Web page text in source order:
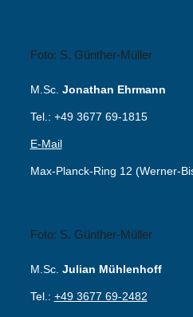
Foto: S. Günther-Müller
M.Sc. Jonathan Ehrmann
Tel.: +49 3677 69-1815
E-Mail
Max-Planck-Ring 12 (Werner-
Foto: S. Günther-Müller
M.Sc. Julian Mühlenhoff
Tel.: +49 3677 69-2482